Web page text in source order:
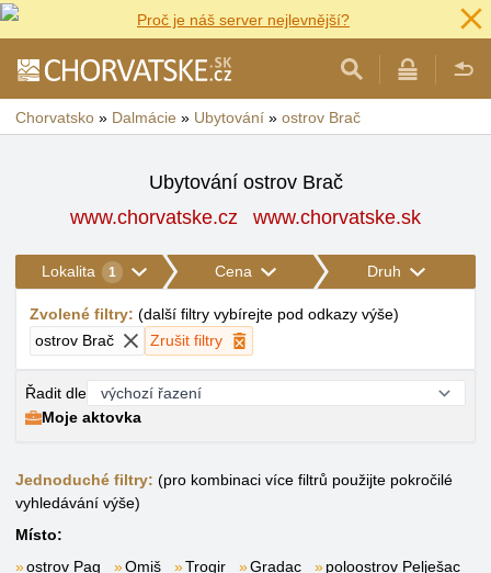
Proč je náš server nejlevnější?
Chorvatsko » Dalmácie » Ubytování » ostrov Brač
Ubytování ostrov Brač
www.chorvatske.cz
www.chorvatske.sk
Lokalita 1 Cena Druh
Zvolené filtry: (další filtry vybírejte pod odkazy výše)
ostrov Brač
Zrušit filtry
Řadit dle
Moje aktovka
Jednoduché filtry: (pro kombinaci více filtrů použijte pokročilé
vyhledávání výše)
Místo:
ostrov Pag
Omiš Trogir Gradac
poloostrov Pelješac